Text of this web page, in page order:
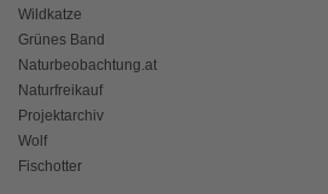
Wildkatze
Grünes Band
Naturbeobachtung.at
Naturfreikauf
Projektarchiv
Wolf
Fischotter